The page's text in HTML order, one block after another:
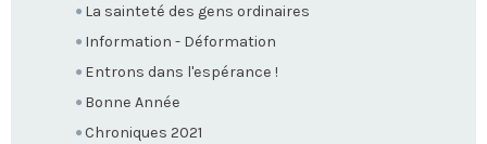
La sainteté des gens ordinaires
Information - Déformation
Entrons dans l'espérance !
Bonne Année
Chroniques 2021